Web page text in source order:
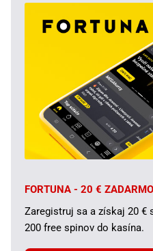
FORTUNA - 20 € ZADARMO
Zaregistruj sa a získaj 20 €
200 free spinov do kasína.